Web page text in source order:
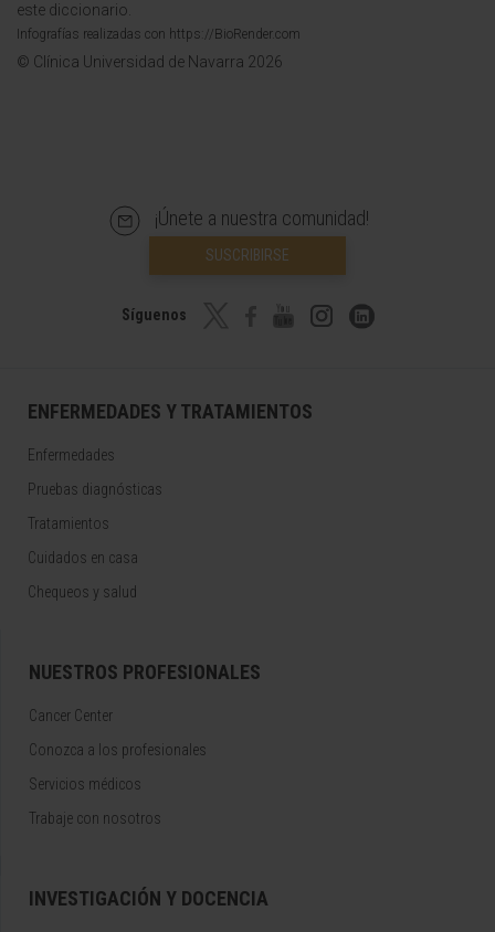
este diccionario.
Infografías realizadas con https://BioRender.com
© Clínica Universidad de Navarra 2026
¡Únete a nuestra comunidad!
SUSCRIBIRSE
Síguenos
ENFERMEDADES Y TRATAMIENTOS
Enfermedades
Pruebas diagnósticas
Tratamientos
Cuidados en casa
Chequeos y salud
NUESTROS PROFESIONALES
Cancer Center
Conozca a los profesionales
Servicios médicos
Trabaje con nosotros
INVESTIGACIÓN Y DOCENCIA